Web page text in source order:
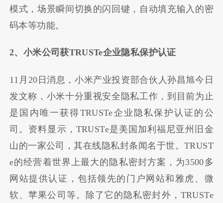
模式，场景瞬间切换的闪回键，自动填充输入的密
码本等功能。
2、小米公司获TRUSTe企业隐私保护认证
11月20日消息，小米产业投资部合伙人孙昌旭今日
发文称，小米十分重视安全隐私工作，到目前为止
是国内唯一获得TRUSTe企业隐私保护认证的公
司。资料显示，TRUSTe是美国加利福尼亚州旧金
山的一家公司，其在线隐私封条闻名于世。TRUST
e的经营着世界上最大的隐私密封方案，为3500多
网站提供认证，包括领先的门户网站和雅虎、微
软、苹果公司等。除了它的隐私密封外，TRUSTe